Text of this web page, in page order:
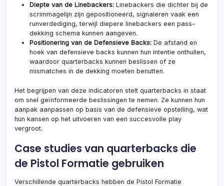
Diepte van de Linebackers: Linebackers die dichter bij de
scrimmagelijn zijn gepositioneerd, signaleren vaak een
runverdediging, terwijl diepere linebackers een pass-
dekking schema kunnen aangeven.
Positionering van de Defensieve Backs: De afstand en
hoek van defensieve backs kunnen hun intentie onthullen,
waardoor quarterbacks kunnen beslissen of ze
mismatches in de dekking moeten benutten.
Het begrijpen van deze indicatoren stelt quarterbacks in staat
om snel geïnformeerde beslissingen te nemen. Ze kunnen hun
aanpak aanpassen op basis van de defensieve opstelling, wat
hun kansen op het uitvoeren van een succesvolle play
vergroot.
Case studies van quarterbacks die
de Pistol Formatie gebruiken
Verschillende quarterbacks hebben de Pistol Formatie